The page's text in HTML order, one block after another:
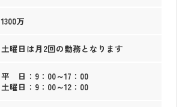
1300万
土曜日は月2回の勤務となります
平 日：9：00～17：00
土曜日：9：00～12：00